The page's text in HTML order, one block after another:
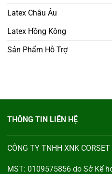
Latex Châu Âu
Latex Hồng Kông
Sản Phẩm Hỗ Trợ
THÔNG TIN LIÊN HỆ
CÔNG TY TNHH XNK CORSET
MST: 0109575856 do Sở Kế